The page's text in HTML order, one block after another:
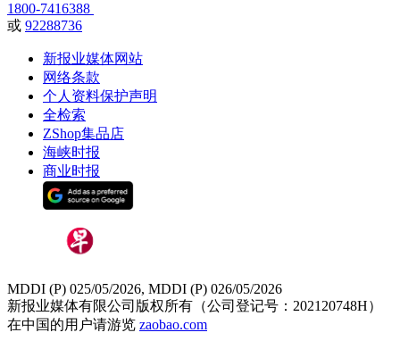
1800-7416388
或 92288736
新报业媒体网站
网络条款
个人资料保护声明
全检索
ZShop集品店
海峡时报
商业时报
MDDI (P) 025/05/2026, MDDI (P) 026/05/2026
新报业媒体有限公司版权所有（公司登记号：202120748H）
在中国的用户请游览 zaobao.com